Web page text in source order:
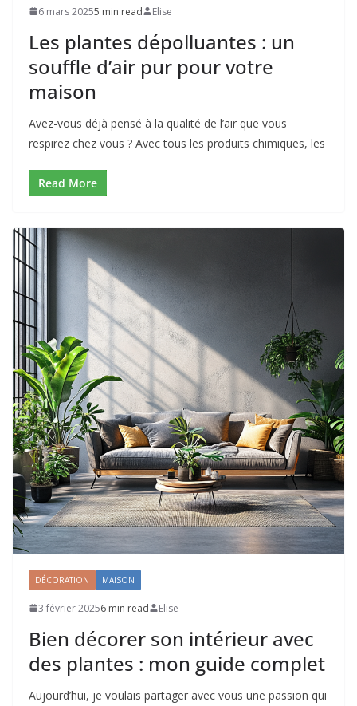
6 mars 20255 min read Elise
Les plantes dépolluantes : un
souffle d’air pur pour votre
maison
Avez-vous déjà pensé à la qualité de l’air que vous
respirez chez vous ? Avec tous les produits chimiques, les
Read More
DÉCORATION MAISON
3 février 20256 min read Elise
Bien décorer son intérieur avec
des plantes : mon guide complet
Aujourd’hui, je voulais partager avec vous une passion qui